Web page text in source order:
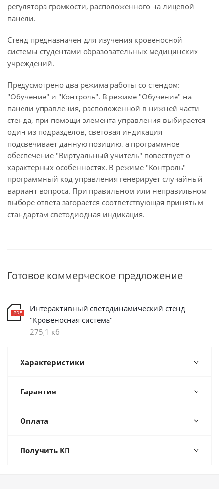
регулятора громкости, расположенного на лицевой
панели.
Стенд предназначен для изучения кровеносной
системы студентами образовательных медицинских
учреждений.
Предусмотрено два режима работы со стендом:
"Обучение" и "Контроль". В режиме "Обучение" на
панели управления, расположенной в нижней части
стенда, при помощи элемента управления выбирается
один из подразделов, световая индикация
подсвечивает данную позицию, а программное
обеспечение "Виртуальный учитель" повествует о
характерных особенностях. В режиме "Контроль"
программный код управления генерирует случайный
вариант вопроса. При правильном или неправильном
выборе ответа загорается соответствующая принятым
стандартам светодиодная индикация.
Готовое коммерческое предложение
Интерактивный светодинамический стенд
"Кровеносная система"
275,1 кб
Характеристики
Гарантия
Оплата
Получить КП